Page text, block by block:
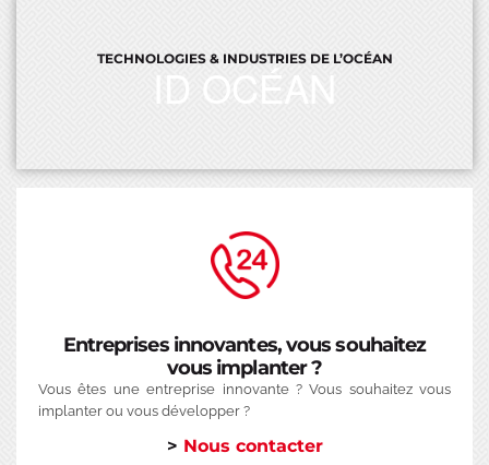
TECHNOLOGIES & INDUSTRIES DE L’OCÉAN
Entreprises innovantes, vous souhaitez
vous implanter ?
Vous êtes une entreprise innovante ? Vous souhaitez vous
implanter ou vous développer ?
> Nous contacter